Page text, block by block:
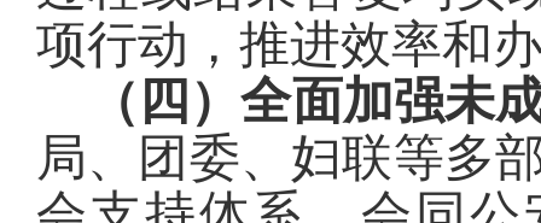
项行动，推进效率和
（四）全面加强未
局、团委、妇联等多